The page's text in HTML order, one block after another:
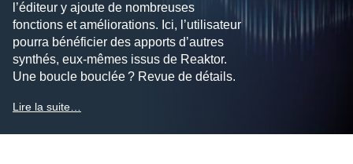
l’éditeur y ajoute de nombreuses
fonctions et améliorations. Ici, l’utilisateur
pourra bénéficier des apports d’autres
synthés, eux-mêmes issus de Reaktor.
Une boucle bouclée ? Revue de détails.
Lire la suite…